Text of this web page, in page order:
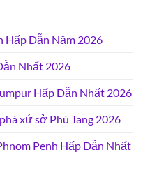
Hấp Dẫn Năm 2026
Nhất 2026
Hấp Dẫn Nhất 2026
xứ sở Phù Tang 2026
Penh Hấp Dẫn Nhất